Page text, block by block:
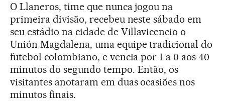
O Llaneros, time que nunca jogou na
primeira divisão, recebeu neste sábado em
seu estádio na cidade de Villavicencio o
Unión Magdalena, uma equipe tradicional do
futebol colombiano, e vencia por 1 a 0 aos 40
minutos do segundo tempo. Então, os
visitantes anotaram em duas ocasiões nos
minutos finais.